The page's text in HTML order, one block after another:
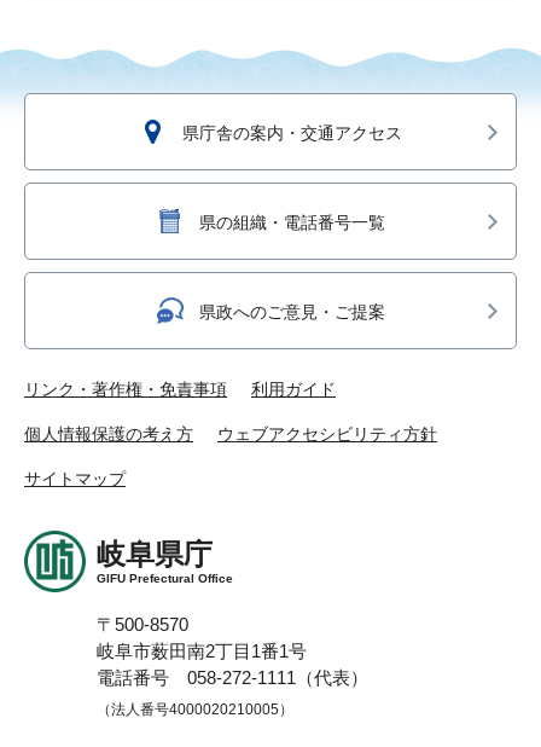
県庁舎の案内・交通アクセス
県の組織・電話番号一覧
県政へのご意見・ご提案
リンク・著作権・免責事項 利用ガイド
個人情報保護の考え方 ウェブアクセシビリティ方針
サイトマップ
岐阜県庁
GIFU Prefectural Office
〒500-8570
岐阜市薮田南2丁目1番1号
電話番号 058-272-1111（代表）
（法人番号4000020210005）